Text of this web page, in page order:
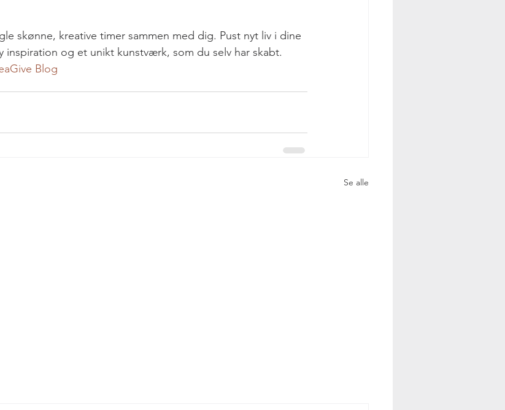
skønne, kreative timer sammen med dig. Pust nyt liv i dine
inspiration og et unikt kunstværk, som du selv har skabt.
Blog
Se alle